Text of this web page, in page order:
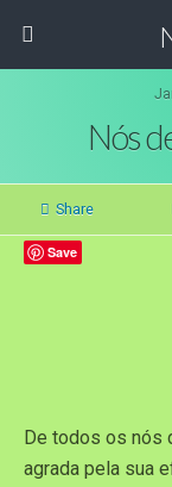
Nós
Share
Save
De todos os nós
agrada pela sua